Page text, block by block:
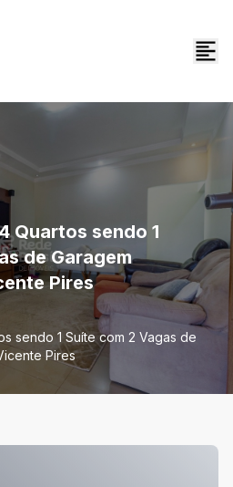
Quartos sendo 1
de Garagem
Pires
sendo 1 Suíte com 2 Vagas de
Pires